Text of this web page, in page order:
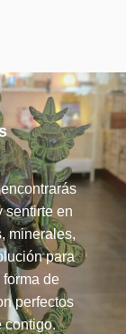
sentirte en
minerales,
para
de
perfectos
contigo.